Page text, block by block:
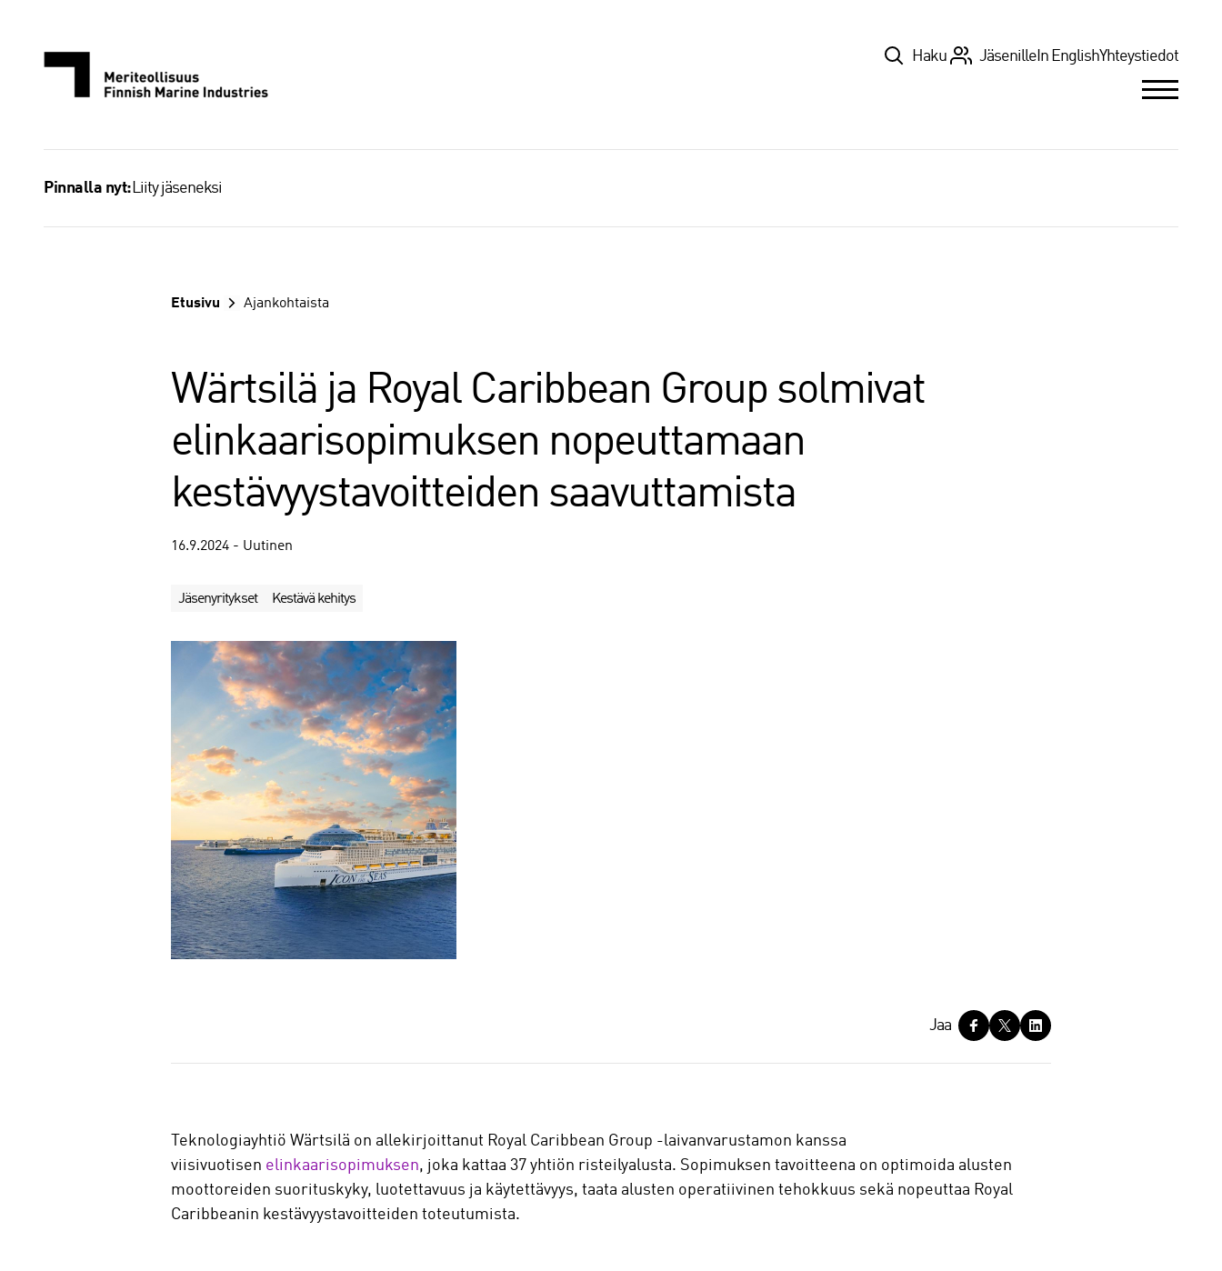
TopHaku Jäsenille In EnglishYhteystiedot
Pinnalla nyt: Liity jäseneksi
Etusivu Ajankohtaista
Wärtsilä ja Royal Caribbean Group solmivat
elinkaarisopimuksen nopeuttamaan
kestävyystavoitteiden saavuttamista
16.9.2024 - Uutinen
Jäsenyritykset Kestävä kehitys
a
Jaa
Teknologiayhtiö Wärtsilä on allekirjoittanut Royal Caribbean Group -laivanvarustamon kanssa
viisivuotisen elinkaarisopimuksen, joka kattaa 37 yhtiön risteilyalusta. Sopimuksen tavoitteena on optimoida alusten
moottoreiden suorituskyky, luotettavuus ja käytettävyys, taata alusten operatiivinen tehokkuus sekä nopeuttaa Royal
Caribbeanin kestävyystavoitteiden toteutumista.